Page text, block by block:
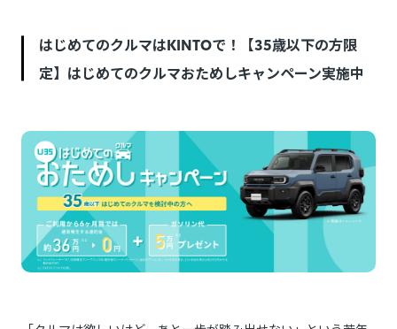
はじめてのクルマはKINTOで！【35歳以下の方限
定】はじめてのクルマおためしキャンペーン実施中